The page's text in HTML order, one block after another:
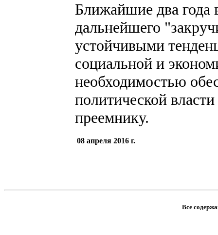
Ближайшие два года
дальнейшего
устойчивыми
социальной и
необходимостью
политической
преемнику.
08 апреля 2016 г.
Все